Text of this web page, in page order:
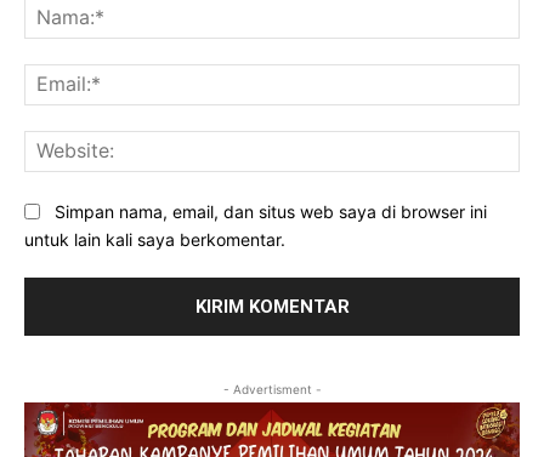
Simpan nama, email, dan situs web saya di browser ini
untuk lain kali saya berkomentar.
- Advertisment -